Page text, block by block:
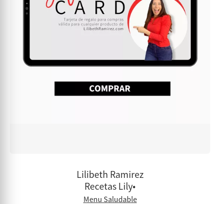
Lilibeth Ramirez
Recetas Lily•
Menu Saludable